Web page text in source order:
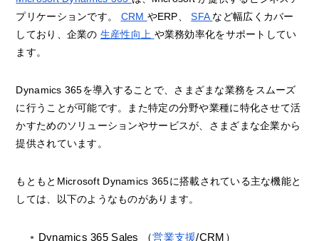
プリケーションです。 CRM やERP、SFA など幅広くカバー
しており、企業の 生産性向上 や業務効率化をサポートしてい
ます。
Dynamics 365を導入することで、さまざまな業務をスムーズ
に行うことが可能です。また特定の分野や業種に特化させて活
かすためのソリューションやサービスが、さまざまな企業から
提供されています。
もともとMicrosoft Dynamics 365に搭載されている主な機能と
しては、以下のようなものがあります。
Dynamics 365 Sales （営業支援/CRM）